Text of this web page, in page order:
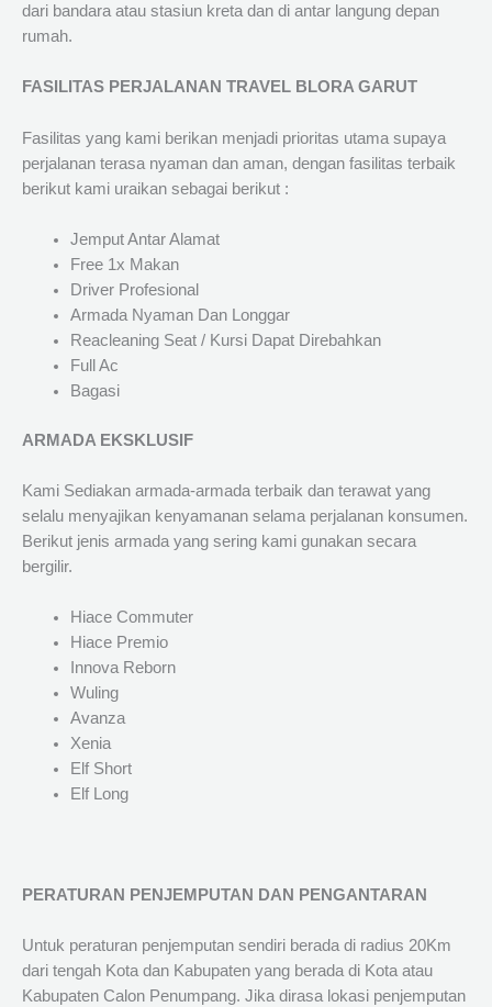
dari bandara atau stasiun kreta dan di antar langung depan
rumah.
FASILITAS PERJALANAN TRAVEL BLORA GARUT
Fasilitas yang kami berikan menjadi prioritas utama supaya
perjalanan terasa nyaman dan aman, dengan fasilitas terbaik
berikut kami uraikan sebagai berikut :
Jemput Antar Alamat
Free 1x Makan
Driver Profesional
Armada Nyaman Dan Longgar
Reacleaning Seat / Kursi Dapat Direbahkan
Full Ac
Bagasi
ARMADA EKSKLUSIF
Kami Sediakan armada-armada terbaik dan terawat yang
selalu menyajikan kenyamanan selama perjalanan konsumen.
Berikut jenis armada yang sering kami gunakan secara
bergilir.
Hiace Commuter
Hiace Premio
Innova Reborn
Wuling
Avanza
Xenia
Elf Short
Elf Long
PERATURAN PENJEMPUTAN DAN PENGANTARAN
Untuk peraturan penjemputan sendiri berada di radius 20Km
dari tengah Kota dan Kabupaten yang berada di Kota atau
Kabupaten Calon Penumpang. Jika dirasa lokasi penjemputan